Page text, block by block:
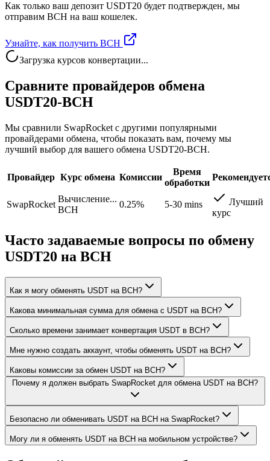
Как только ваш депозит USDT20 будет подтвержден, мы
отправим BCH на ваш кошелек.
Узнайте, как получить BCH
Загрузка курсов конвертации...
Сравните провайдеров обмена
USDT20-BCH
Мы сравнили SwapRocket с другими популярными
провайдерами обмена, чтобы показать вам, почему мы
лучший выбор для вашего обмена USDT20-BCH.
Провайдер Курс обмена Комиссии
Время
обработки
SwapRocket
Вычисление...
BCH
0.25% 5-30 mins
Лучший
курс
Часто задаваемые вопросы по обмену
USDT20 на BCH
Как я могу обменять USDT на BCH?
Какова минимальная сумма для обмена с USDT на BCH?
Сколько времени занимает конвертация USDT в BCH?
Мне нужно создать аккаунт, чтобы обменять USDT на BCH?
Каковы комиссии за обмен USDT на BCH?
Почему я должен выбрать SwapRocket для обмена USDT на BCH?
Безопасно ли обменивать USDT на BCH на SwapRocket?
Могу ли я обменять USDT на BCH на мобильном устройстве?